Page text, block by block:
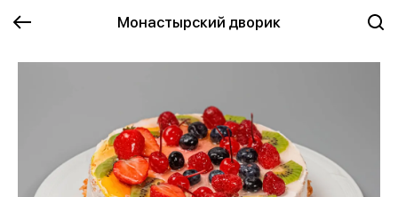
Монастырский дворик